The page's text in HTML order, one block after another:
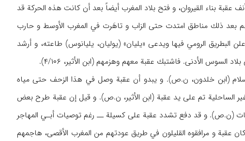
بناء القيروان، و فتح بلاد المغرب أيضاً بعد أن كانت هذه الحركة قد
بعد ذلك مناطق امتدت حتى الزاب و تاهَرت في المغرب الأوسط و حارب
البطريق الرومي فيها ويدعى «يليان» (يوليان، يليانوس) طاعته، و أرشد
(ابن خلدون، ن.ص). و يبدو أن عقبة وصل في هذا الزحف حتى مياه
الساحلية تم على يد عقبة (ابن الأثير، ن.ص). و قيل إن عقبة طرح بعض
(ن.ص). و قد دفع تشدد عقبة على كسيلة ــ رغم توصيات أبـي المهاجر
عقبة و مرافقوه القليلون في طريق عودتهم من المغرب الأقصى، هاجمهم